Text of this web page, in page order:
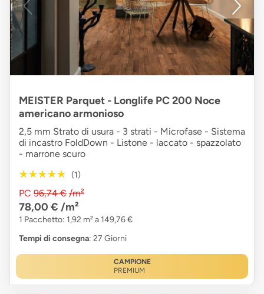
MEISTER Parquet - Longlife PC 200 Noce
americano armonioso
2,5 mm Strato di usura - 3 strati - Microfase - Sistema
di incastro FoldDown - Listone - laccato - spazzolato
- marrone scuro
★★★★★
★★★★★ (1)
PC 96,74 € /m²
78,00 € /m²
1 Pacchetto: 1,92 m² a 149,76 €
Tempi di consegna: 27 Giorni
CAMPIONE
PREMIUM